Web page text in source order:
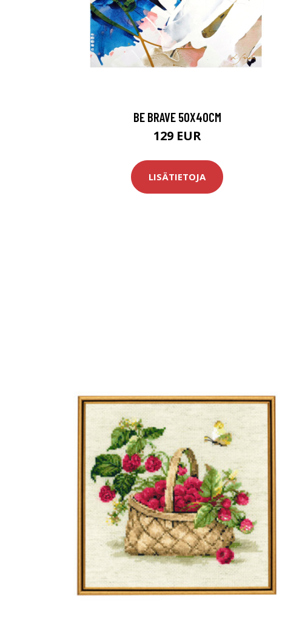
BE BRAVE 50X40CM
129 EUR
LISÄTIETOJA